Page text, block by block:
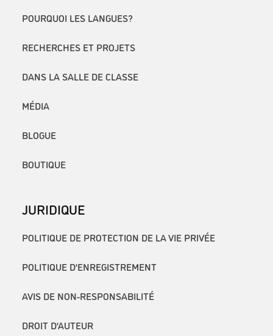
POURQUOI LES LANGUES?
RECHERCHES ET PROJETS
DANS LA SALLE DE CLASSE
MÉDIA
BLOGUE
BOUTIQUE
JURIDIQUE
POLITIQUE DE PROTECTION DE LA VIE PRIVÉE
POLITIQUE D’ENREGISTREMENT
AVIS DE NON-RESPONSABILITÉ
DROIT D’AUTEUR